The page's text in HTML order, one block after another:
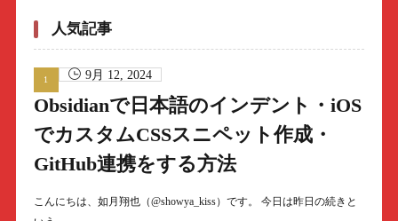
人気記事
9月 12, 2024
Obsidianで日本語のインデント・iOS
でカスタムCSSスニペット作成・
GitHub連携をする方法
こんにちは、如月翔也（@showya_kiss）です。 今日は昨日の続きと